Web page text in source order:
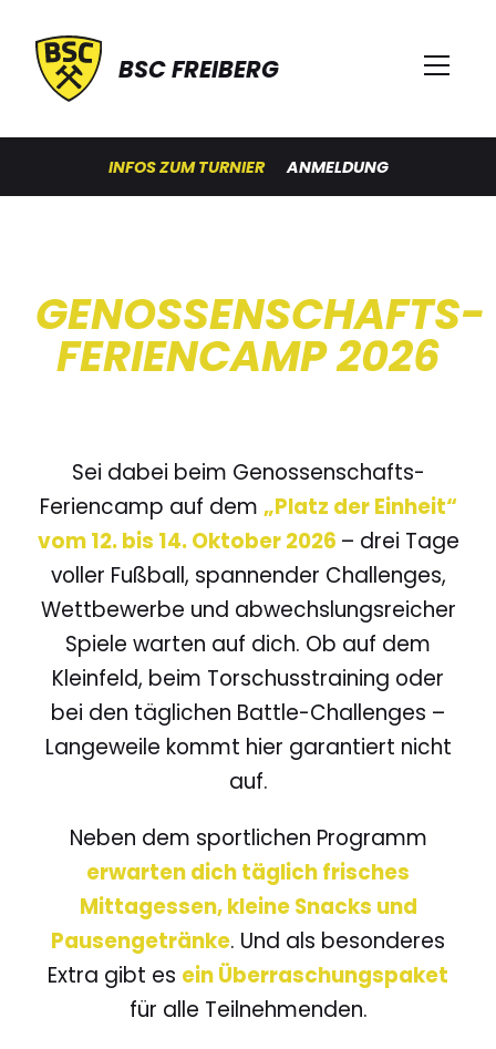
BSC FREIBERG
INFOS ZUM TURNIER ANMELDUNG
GENOSSENSCHAFTS-
FERIENCAMP 2026
Sei dabei beim Genossenschafts-
Feriencamp auf dem „Platz der Einheit“
vom 12. bis 14. Oktober 2026 – drei Tage
voller Fußball, spannender Challenges,
Wettbewerbe und abwechslungsreicher
Spiele warten auf dich. Ob auf dem
Kleinfeld, beim Torschusstraining oder
bei den täglichen Battle-Challenges –
Langeweile kommt hier garantiert nicht
auf.
Neben dem sportlichen Programm
erwarten dich täglich frisches
Mittagessen, kleine Snacks und
Pausengetränke. Und als besonderes
Extra gibt es ein Überraschungspaket
für alle Teilnehmenden.